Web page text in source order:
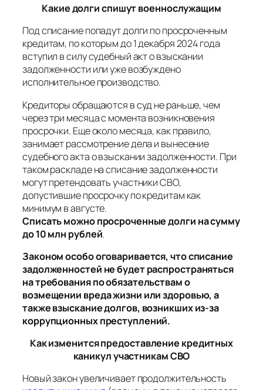
Какие долги спишут военнослужащим
Под списание попадут долги по просроченным
кредитам, по которым до 1 декабря 2024 года
вступил в силу судебный акт о взыскании
задолженности или уже возбуждено
исполнительное производство.
Кредиторы обращаются в суд не раньше, чем
через три месяца с момента возникновения
просрочки. Еще около месяца, как правило,
занимает рассмотрение дела и вынесение
судебного акта о взыскании задолженности. При
таком раскладе на списание задолженности
могут претендовать участники СВО,
допустившие просрочку по кредитам как
минимум в августе.
Списать можно просроченные долги на сумму
до 10 млн рублей.
Законом особо оговаривается, что списание
задолженностей не будет распространяться
на требования по обязательствам о
возмещении вреда жизни или здоровью, а
также взыскание долгов, возникших из-за
коррупционных преступлений.
Как изменится предоставление кредитных
каникул участникам СВО
Новый закон увеличивает продолжительность